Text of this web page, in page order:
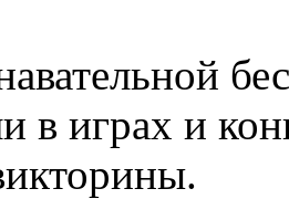
в играх и